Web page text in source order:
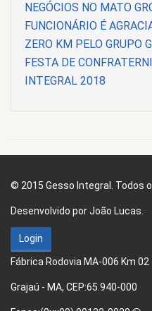
NEGÓCIOS NO MATO
FUNCIONÁRIO É
ZERO KM PELO GRUPO
FESTA DE
INTEGRAL 2018
© 2015 Gesso Integral. Todos
Desenvolvido porJoão Lucas.
Login
Fábrica Rodovia MA-006 Km 02
Grajaú - MA, CEP:65.940-000